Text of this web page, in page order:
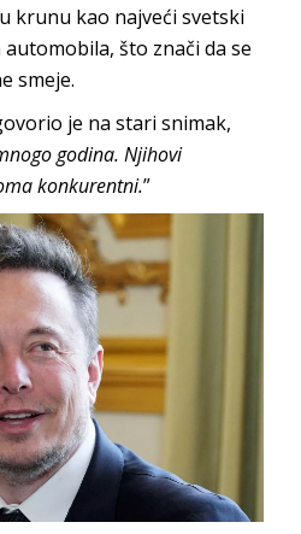
krunu kao najveći svetski
što znači da se
smeje.
je na stari snimak,
godina. Njihovi
konkurentni.”